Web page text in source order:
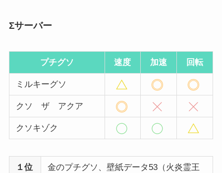
Σサーバー
プチグソ 速度 加速 回転
ミルキーグソ
クソ ザ アクア
クソキゾク
１位
金のプチグソ、壁紙データ53（火炎霊王